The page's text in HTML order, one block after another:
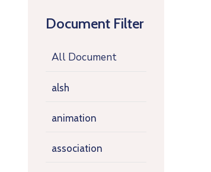
Document Filter
All Document
alsh
animation
association